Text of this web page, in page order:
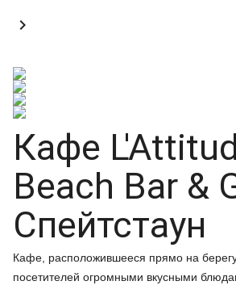

Кафе
Beach Bar &
Спейтстаун
Кафе, расположившееся прямо на
посетителей огромными вкусными